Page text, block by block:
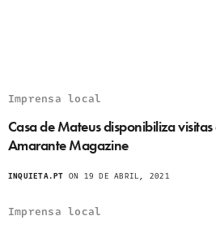
Imprensa local
Casa de Mateus disponibiliza
Amarante Magazine
INQUIETA.PT ON 19 DE ABRIL, 2021
Imprensa local